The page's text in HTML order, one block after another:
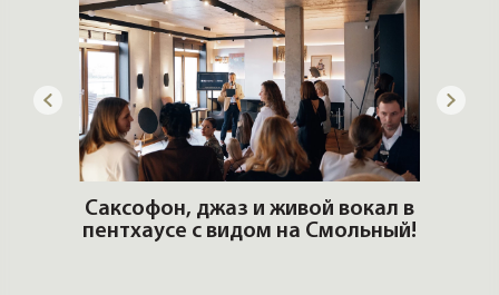
Саксофон, джаз и живой вокал в
пентхаусе с видом на Смольный!